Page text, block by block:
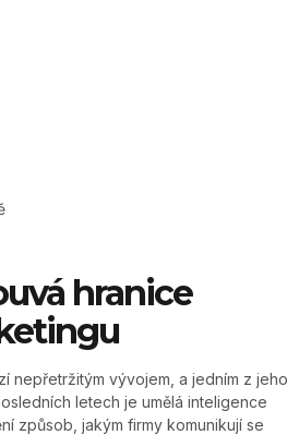
hranice
nepřetržitým vývojem, a jedním z jeho
letech je umělá inteligence
způsob, jakým firmy komunikují se